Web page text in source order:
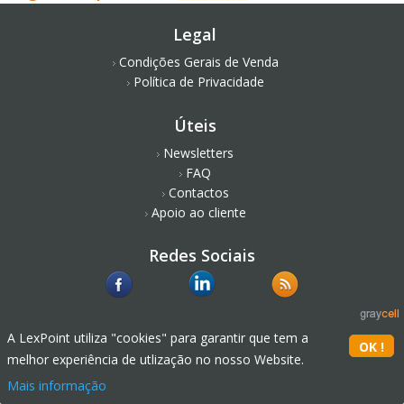
Legal
Condições Gerais de Venda
Política de Privacidade
Úteis
Newsletters
FAQ
Contactos
Apoio ao cliente
Redes Sociais
A LexPoint utiliza "cookies" para garantir que tem a
melhor experiência de utlização no nosso Website.
Mais informação